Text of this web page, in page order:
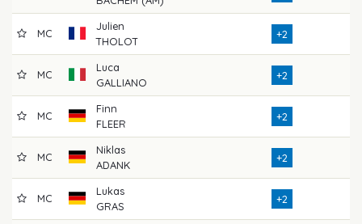
MC
Julien
THOLOT
+2
MC
Luca
GALLIANO
+2
MC
Finn
FLEER
+2
MC
Niklas
ADANK
+2
MC
Lukas
GRAS
+2